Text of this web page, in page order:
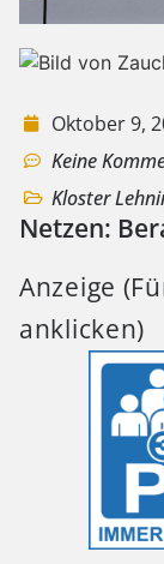
Oktober 9,
Keine
Kloster
Netzen:
Anzeige
anklicken)